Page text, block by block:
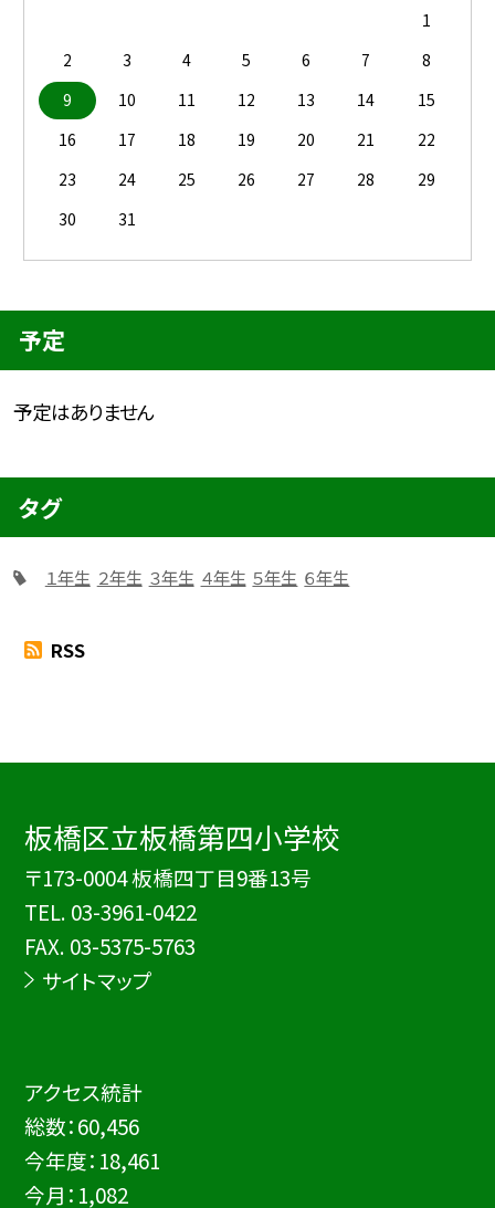
1
2
3 4 5 6 7
8
9
10 11 12 13 14
15
16
17 18 19 20 21
22
23
24 25 26 27 28
29
30
31
予定
予定はありません
タグ
１年生 ２年生 ３年生 ４年生 ５年生 ６年生
RSS
板橋区立板橋第四小学校
〒173-0004 板橋四丁目9番13号
TEL. 03-3961-0422
FAX. 03-5375-5763
サイトマップ
アクセス統計
総数：60,456
今年度： 18,461
今月： 1,082